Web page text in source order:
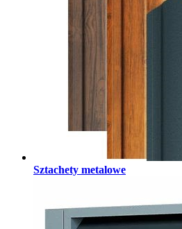
Sztachety metalowe